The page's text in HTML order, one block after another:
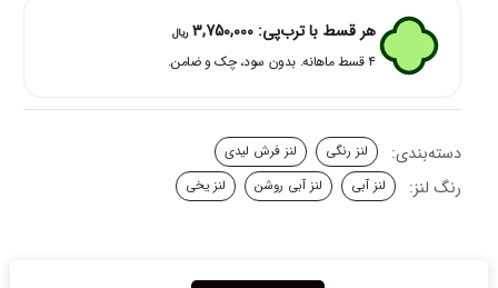
مشکی
بلو
لیدی
عدد
هر قسط با ترب‌پی: 3,750,000 ریال
۴ قسط ماهانه. بدون سود، چک و ضامن.
دسته‌بندی: لنز رنگی لنز فرش لیدی
رنگ لنز: لنز آبی لنز آبی روشن لنز یخی